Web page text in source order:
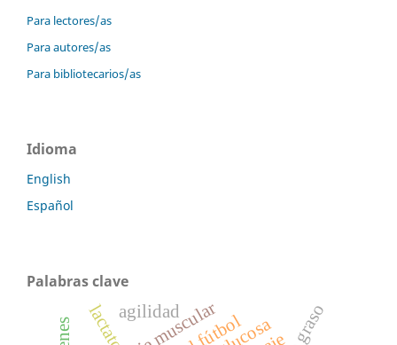
Para lectores/as
Para autores/as
Para bibliotecarios/as
Idioma
English
Español
Palabras clave
lactatoagilidad